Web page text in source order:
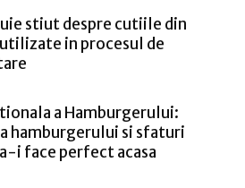
stiut despre cutiile din
in procesul de
a Hamburgerului:
hamburgerului si sfaturi
i face perfect acasa